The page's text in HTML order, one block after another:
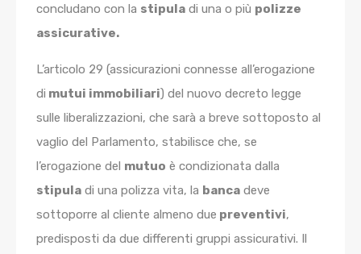
concludano con la stipula di una o più polizze
assicurative.
L’articolo 29 (assicurazioni connesse all’erogazione
di mutui immobiliari) del nuovo decreto legge
sulle liberalizzazioni, che sarà a breve sottoposto al
vaglio del Parlamento, stabilisce che, se
l’erogazione del mutuo è condizionata dalla
stipula di una polizza vita, la banca deve
sottoporre al cliente almeno due preventivi,
predisposti da due differenti gruppi assicurativi. Il